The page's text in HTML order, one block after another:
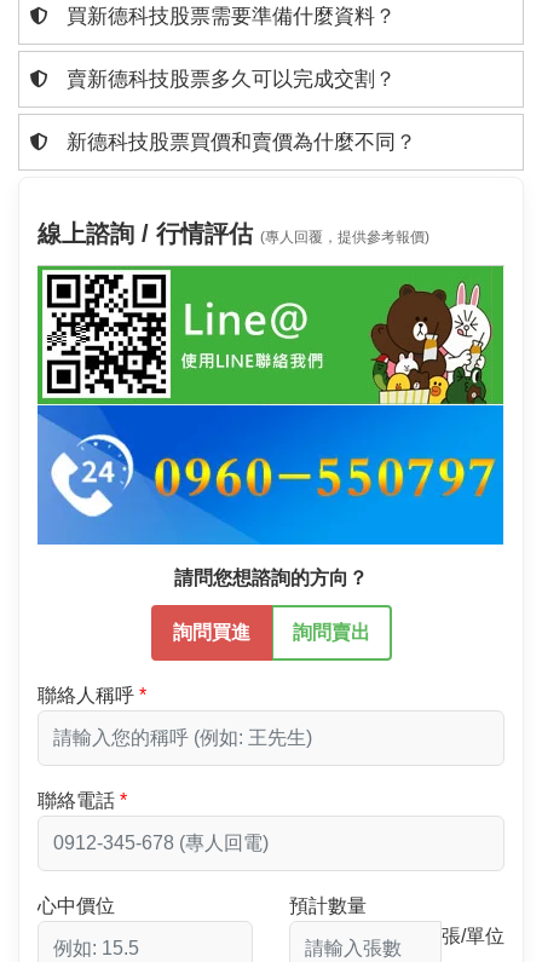
買新德科技股票需要準備什麼資料？
賣新德科技股票多久可以完成交割？
新德科技股票買價和賣價為什麼不同？
線上諮詢 / 行情評估 (專人回覆，提供參考報價)
請問您想諮詢的方向？
詢問買進 詢問賣出
聯絡人稱呼
聯絡電話
心中價位
預計數量
張/單位